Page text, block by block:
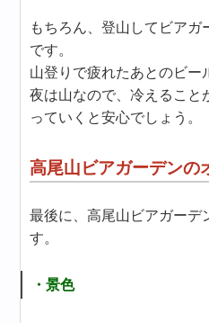
もちろん、登山してビアガ
です。
山登りで疲れたあとのビー
夜は山なので、冷えること
っていくと安心でしょう。
高尾山ビアガーデンの
最後に、高尾山ビアガーデ
す。
・景色